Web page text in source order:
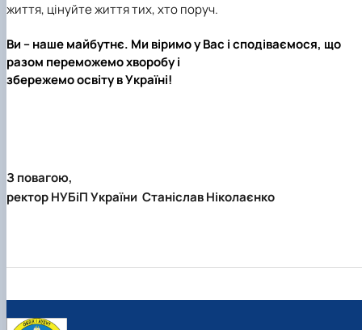
життя, цінуйте життя тих, хто поруч.
Ви – наше майбутнє. Ми віримо у Вас і сподіваємося, що
разом переможемо хворобу і
збережемо освіту в Україні!
З повагою,
ректор НУБіП України Станіслав Ніколаєнко